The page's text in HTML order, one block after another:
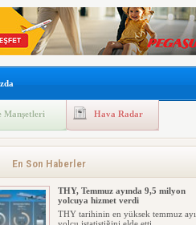
Manşetleri Hava Radar
En Son Haberler
THY, Temmuz ayında 9,5 milyon
yolcuya hizmet verdi
THY tarihinin en yüksek temmuz ayı